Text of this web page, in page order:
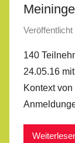
Veröffentlicht
140
24.05.16
Kontext